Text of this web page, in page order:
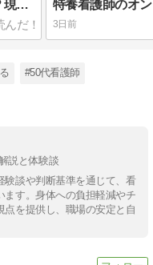
特養看護師のオンコール内容とは？現役看護師が実際の対応を紹介
3日前
#50代看護師
説と体験談
験談や判断基準を通じて、看
ます。身体への負担軽減やチ
点を提供し、職場の安定と自